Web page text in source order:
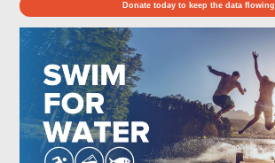
Donate today to keep the data flowing